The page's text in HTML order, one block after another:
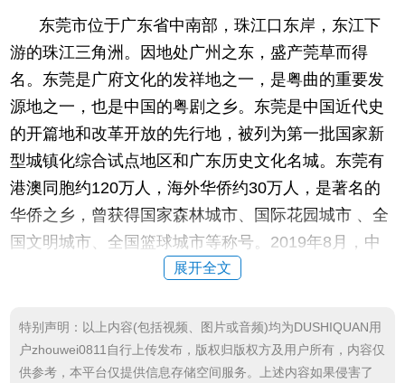
东莞市位于广东省中南部，珠江口东岸，东江下
游的珠江三角洲。因地处广州之东，盛产莞草而得
名。东莞是广府文化的发祥地之一，是粤曲的重要发
源地之一，也是中国的粤剧之乡。东莞是中国近代史
的开篇地和改革开放的先行地，被列为第一批国家新
型城镇化综合试点地区和广东历史文化名城。东莞有
港澳同胞约120万人，海外华侨约30万人，是著名的
华侨之乡，曾获得国家森林城市、国际花园城市 、全
国文明城市、全国篮球城市等称号。2019年8月，中
国海关总署主办的《中国海关》杂志公布了2018年“中
经中央依法治国委入选为第一批全国法治政府建设示
范地区和项目名单。
展开全文
特别声明：以上内容(包括视频、图片或音频)均为DUSHIQUAN用
户zhouwei0811自行上传发布，版权归版权方及用户所有，内容仅
供参考，本平台仅提供信息存储空间服务。上述内容如果侵害了